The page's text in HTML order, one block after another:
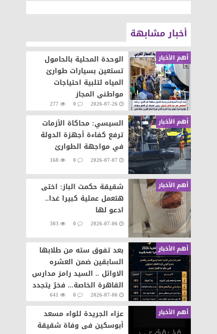
أخبار مشابهة
أهم الأخبار
الوحدة المحلية بالحامول
تستعين بسيارات طوارئ
المياه لتلبية احتياجات
مواطني المجاز
2026-07-26
0
277
أهم الأخبار
السيسي: محاكاة الأزمات
ترفع كفاءة أجهزة الدولة
في مواجهة الطوارئ
2026-07-07
0
168
أهم الأخبار
شقيقة حكمت الباز: اختى
هتعمل عملية كبيرا غدا..
ادعو لها
2026-07-06
0
303
أهم الأخبار
بعد تفوق سته من طلابها
السابقين ضمن العشره
الاوائل .. السيد رامز مدارس
القاهرة الخاصة... فخرٌ يتجدد
وإنجازٌ يتواصل
2026-07-06
0
641
أهم الأخبار
عزاء الجريدة للواء مسعد
أبوسكين فى وفاة شقيقة